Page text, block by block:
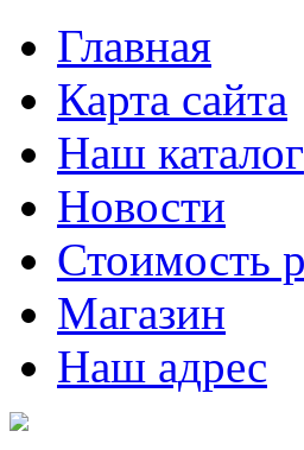
Главная
Карта сайта
Наш каталог
Новости
Стоимость
Магазин
Наш адрес